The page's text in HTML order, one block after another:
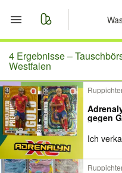
Start
Merkliste
Nachrichten
Anzeige
4 Ergebnisse –
Westfalen
gegen
Ich